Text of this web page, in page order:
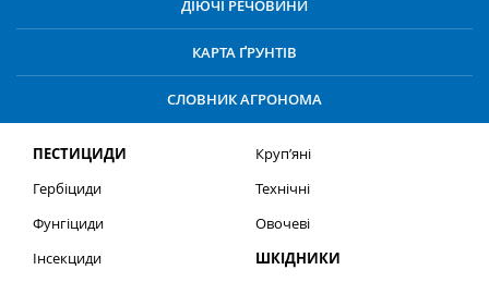
ДІЮЧІ РЕЧОВИНИ
КАРТА ҐРУНТІВ
СЛОВНИК АГРОНОМА
ПЕСТИЦИДИ
Гербіциди
Фунгіциди
Інсекциди
Круп’яні
Технічні
Овочеві
ШКІДНИКИ